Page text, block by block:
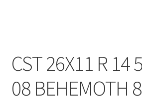
CST 26X11 R 14
08 BEHEMOTH